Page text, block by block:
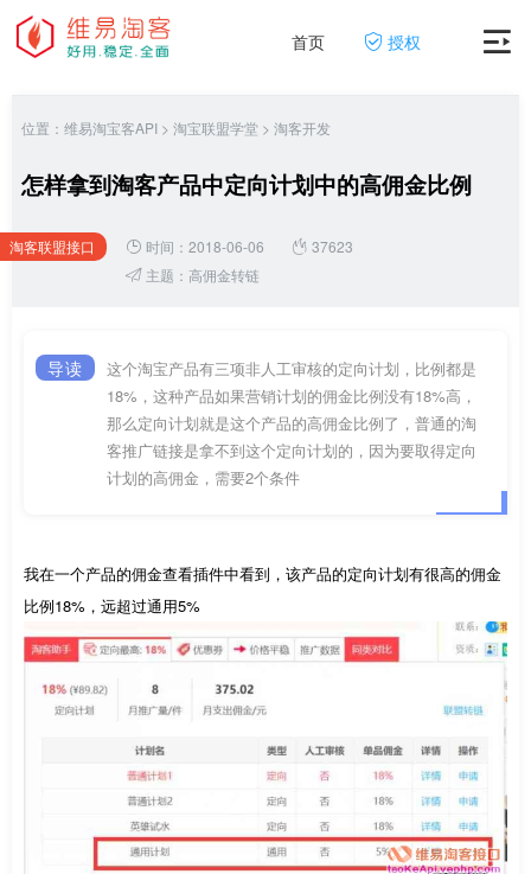
首页 授权
位置： 维易淘宝客API > 淘宝联盟学堂 > 淘客开发
怎样拿到淘客产品中定向计划中的高佣金比例
淘客联盟接口
时间：2018-06-06
37623
主题： 高佣金转链
导读
这个淘宝产品有三项非人工审核的定向计划，比例都是
18%，这种产品如果营销计划的佣金比例没有18%高，
那么定向计划就是这个产品的高佣金比例了，普通的淘
客推广链接是拿不到这个定向计划的，因为要取得定向
计划的高佣金，需要2个条件
我在一个产品的佣金查看插件中看到，该产品的定向计划有很高的佣金
比例18%，远超过通用5%